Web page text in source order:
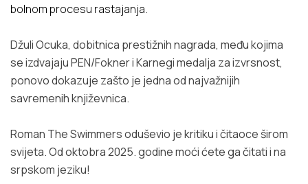
bolnom procesu rastajanja.
Džuli Ocuka, dobitnica prestižnih nagrada, među kojima
se izdvajaju PEN/Fokner i Karnegi medalja za izvrsnost,
ponovo dokazuje zašto je jedna od najvažnijih
savremenih književnica.
Roman The Swimmersoduševio je kritiku i čitaoce širom
svijeta. Od oktobra 2025. godine moći ćete ga čitati i na
srpskom jeziku!